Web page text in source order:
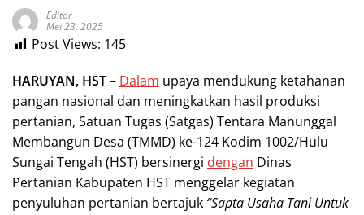
Editor
Mei 23, 2025
Post Views: 145
HARUYAN, HST – Dalam upaya mendukung ketahanan
pangan nasional dan meningkatkan hasil produksi
pertanian, Satuan Tugas (Satgas) Tentara Manunggal
Membangun Desa (TMMD) ke-124 Kodim 1002/Hulu
Sungai Tengah (HST) bersinergi dengan Dinas
Pertanian Kabupaten HST menggelar kegiatan
penyuluhan pertanian bertajuk “Sapta Usaha Tani Untuk